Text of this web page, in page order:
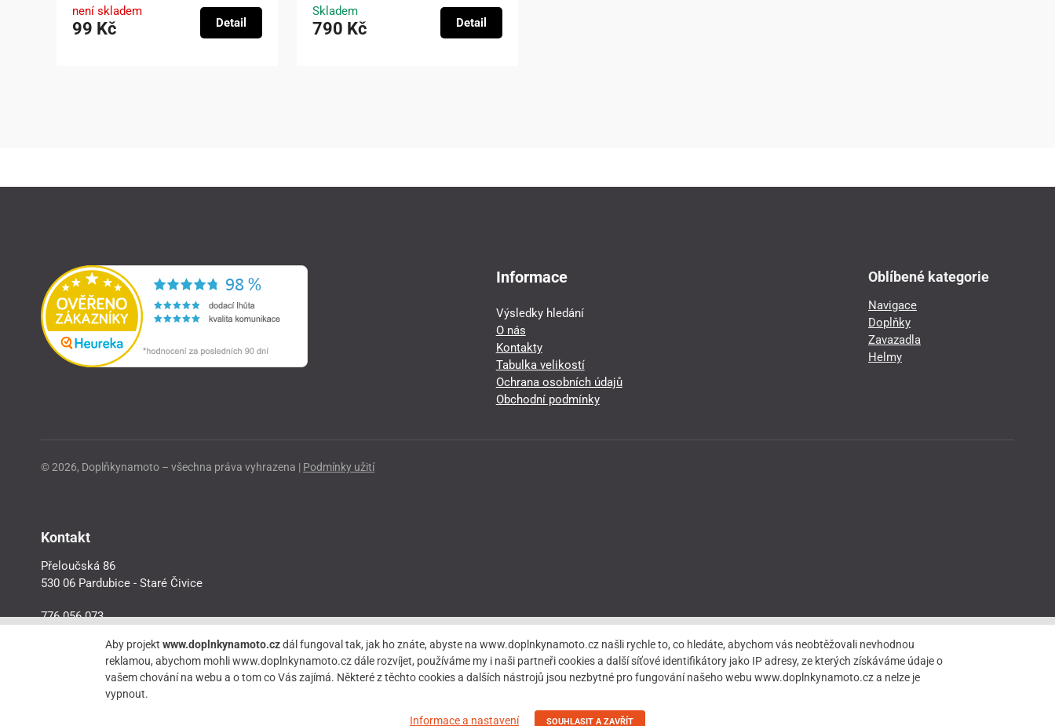
není skladem
99 Kč Detail
Skladem
790 Kč Detail
Informace
Výsledky hledání
O nás
Kontakty
Tabulka velikostí
Ochrana osobních údajů
Obchodní podmínky
Oblíbené kategorie
Navigace
Doplňky
Zavazadla
Helmy
© 2026, Doplňkynamoto – všechna práva vyhrazena | Podmínky užití
Kontakt
Přeloučská 86
530 06 Pardubice - Staré Čivice
776 056 073
Aby projektwww.doplnkynamoto.czdál fungoval tak, jak ho znáte, abyste na www.doplnkynamoto.cz našli rychle to, co hledáte, abychom vás neobtěžovali nevhodnou
reklamou, abychom mohli www.doplnkynamoto.cz dále rozvíjet, používáme my i naši partneři cookies a další síťové identifikátory jako IP adresy, ze kterých získáváme údaje o
vašem chování na webu a o tom co Vás zajímá. Některé z těchto cookies a dalších nástrojů jsou nezbytné pro fungování našeho webu www.doplnkynamoto.cz a nelze je
vypnout.
Informace a nastavení SOUHLASIT A ZAVŘÍT